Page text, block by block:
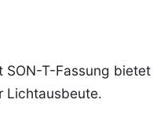
T-Fassung
Lichtausbeute.